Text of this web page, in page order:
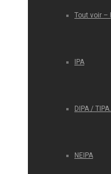
Tout voir –
IPA
DIPA /
NEIPA